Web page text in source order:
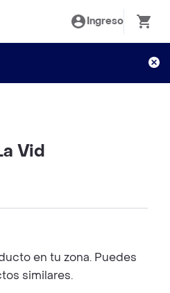
Ingreso
Vid
en tu zona. Puedes
similares.